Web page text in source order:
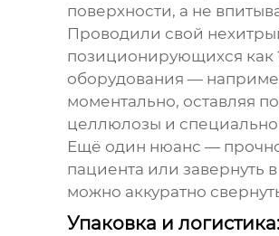
поверхности, а не
Проводили свой
позиционирующихся как
оборудования —
моментально, оставляя
целлюлозы и
Ещё один нюанс —
пациента или завернуть
можно аккуратно
Упаковка и